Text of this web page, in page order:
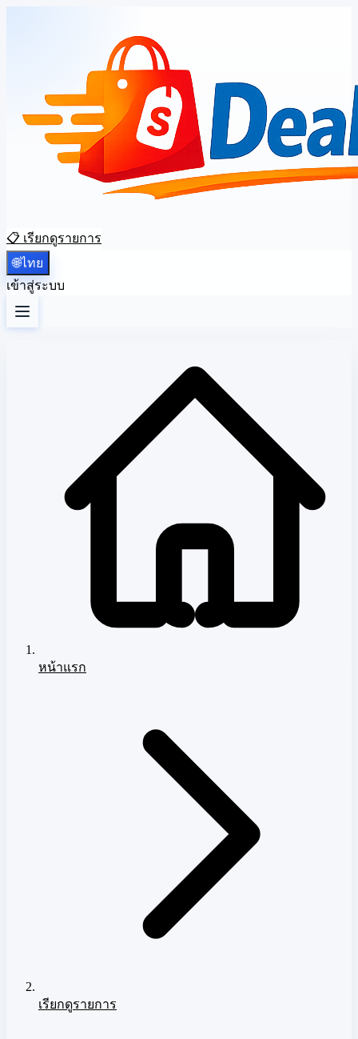
📋 เรียกดูรายการ
🌐ไทย
เข้าสู่ระบบ
หน้าแรก
เรียกดูรายการ